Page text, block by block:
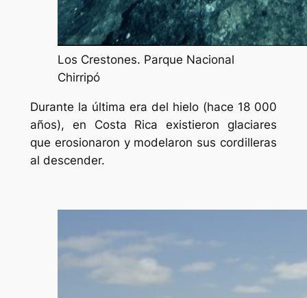
Los Crestones. Parque Nacional
Chirripó
Durante la última era del hielo (hace 18 000
años), en Costa Rica existieron glaciares
que erosionaron y modelaron sus cordilleras
al descender.